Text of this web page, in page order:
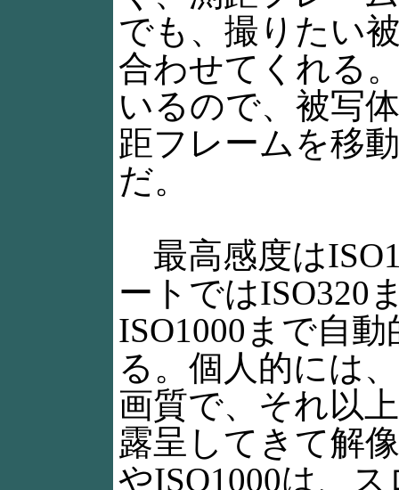
でも、撮りたい
合わせてくれる
いるので、被写
距フレームを移
だ。
最高感度は
ートではISO320
ISO1000まで自
る。個人的には
画質で、それ以
露呈してきて解
やISO1000は、